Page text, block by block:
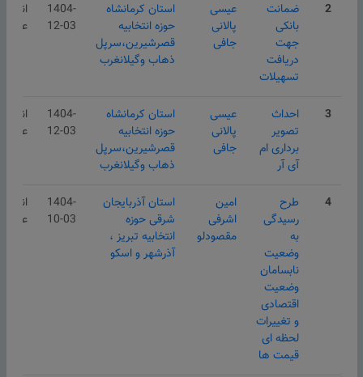
2
ضمانت
بانکی
جهت
دریافت
تسهیلات
عیسی
پالانی
جافی
استان کرمانشاه
حوزه انتخابیه
قصرشیرین،سرپل
ذهاب وگیلانغرب
1404-
12-03
انتشار
3
احداث
تصویر
برداری ام
آی آر
عیسی
پالانی
جافی
استان کرمانشاه
حوزه انتخابیه
قصرشیرین،سرپل
ذهاب وگیلانغرب
1404-
12-03
انتشار
4
طرح
رسیدگی
به
وضعیت
نابسامان
وضعیت
اقتصادی
و تغییرات
لحظه ای
قیمت ها
امین
اشرفی
مقصودلو
استان آذربایجان
شرقیحوزه
انتخابیه تبریز ،
آذرشهر و اسکو
1404-
10-03
انتشار